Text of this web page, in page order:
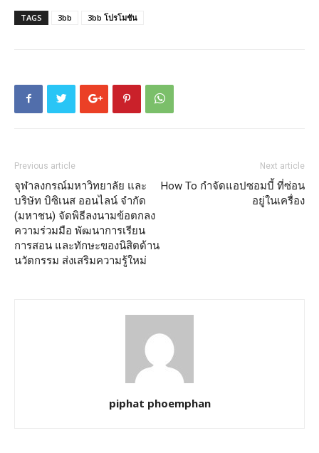
TAGS 3bb 3bb โปรโมชัน
Previous article
จุฬาลงกรณ์มหาวิทยาลัย และ
บริษัท บิซิเนส ออนไลน์ จำกัด
(มหาชน) จัดพิธีลงนามข้อตกลง
ความร่วมมือ พัฒนาการเรียน
การสอน และทักษะของนิสิตด้าน
นวัตกรรม ส่งเสริมความรู้ใหม่
Next article
How To กำจัดแอปซอมบี้ ที่ซ่อน
อยู่ในเครื่อง
piphat phoemphan